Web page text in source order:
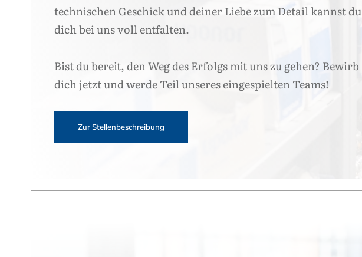
technischen Geschick und deiner Liebe zum Detail kannst du
dich bei uns voll entfalten.
Bist du bereit, den Weg des Erfolgs mit uns zu gehen? Bewirb
dich jetzt und werde Teil unseres eingespielten Teams!
Zur Stellenbeschreibung